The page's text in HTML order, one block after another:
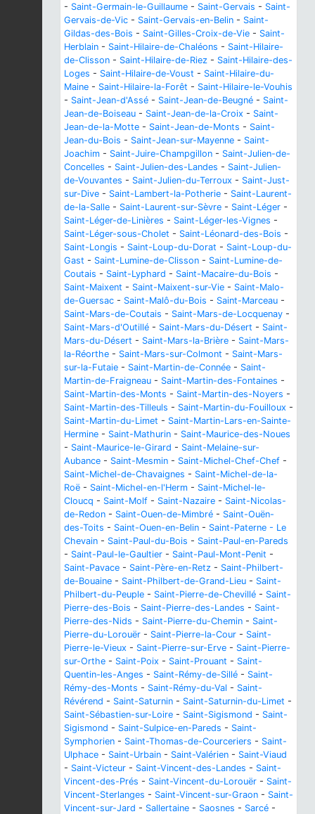
- Saint-Germain-le-Guillaume - Saint-Gervais - Saint-
Gervais-de-Vic - Saint-Gervais-en-Belin - Saint-
Gildas-des-Bois - Saint-Gilles-Croix-de-Vie - Saint-
Herblain - Saint-Hilaire-de-Chaléons - Saint-Hilaire-
de-Clisson - Saint-Hilaire-de-Riez - Saint-Hilaire-des-
Loges - Saint-Hilaire-de-Voust - Saint-Hilaire-du-
Maine - Saint-Hilaire-la-Forêt - Saint-Hilaire-le-Vouhis
- Saint-Jean-d'Assé - Saint-Jean-de-Beugné - Saint-
Jean-de-Boiseau - Saint-Jean-de-la-Croix - Saint-
Jean-de-la-Motte - Saint-Jean-de-Monts - Saint-
Jean-du-Bois - Saint-Jean-sur-Mayenne - Saint-
Joachim - Saint-Juire-Champgillon - Saint-Julien-de-
Concelles - Saint-Julien-des-Landes - Saint-Julien-
de-Vouvantes - Saint-Julien-du-Terroux - Saint-Just-
sur-Dive - Saint-Lambert-la-Potherie - Saint-Laurent-
de-la-Salle - Saint-Laurent-sur-Sèvre - Saint-Léger -
Saint-Léger-de-Linières - Saint-Léger-les-Vignes -
Saint-Léger-sous-Cholet - Saint-Léonard-des-Bois -
Saint-Longis - Saint-Loup-du-Dorat - Saint-Loup-du-
Gast - Saint-Lumine-de-Clisson - Saint-Lumine-de-
Coutais - Saint-Lyphard - Saint-Macaire-du-Bois -
Saint-Maixent - Saint-Maixent-sur-Vie - Saint-Malo-
de-Guersac - Saint-Malô-du-Bois - Saint-Marceau -
Saint-Mars-de-Coutais - Saint-Mars-de-Locquenay -
Saint-Mars-d'Outillé - Saint-Mars-du-Désert - Saint-
Mars-du-Désert - Saint-Mars-la-Brière - Saint-Mars-
la-Réorthe - Saint-Mars-sur-Colmont - Saint-Mars-
sur-la-Futaie - Saint-Martin-de-Connée - Saint-
Martin-de-Fraigneau - Saint-Martin-des-Fontaines -
Saint-Martin-des-Monts - Saint-Martin-des-Noyers -
Saint-Martin-des-Tilleuls - Saint-Martin-du-Fouilloux -
Saint-Martin-du-Limet - Saint-Martin-Lars-en-Sainte-
Hermine - Saint-Mathurin - Saint-Maurice-des-Noues
- Saint-Maurice-le-Girard - Saint-Melaine-sur-
Aubance - Saint-Mesmin - Saint-Michel-Chef-Chef -
Saint-Michel-de-Chavaignes - Saint-Michel-de-la-
Roë - Saint-Michel-en-l'Herm - Saint-Michel-le-
Cloucq - Saint-Molf - Saint-Nazaire - Saint-Nicolas-
de-Redon - Saint-Ouen-de-Mimbré - Saint-Ouën-
des-Toits - Saint-Ouen-en-Belin - Saint-Paterne - Le
Chevain - Saint-Paul-du-Bois - Saint-Paul-en-Pareds
- Saint-Paul-le-Gaultier - Saint-Paul-Mont-Penit -
Saint-Pavace - Saint-Père-en-Retz - Saint-Philbert-
de-Bouaine - Saint-Philbert-de-Grand-Lieu - Saint-
Philbert-du-Peuple - Saint-Pierre-de-Chevillé - Saint-
Pierre-des-Bois - Saint-Pierre-des-Landes - Saint-
Pierre-des-Nids - Saint-Pierre-du-Chemin - Saint-
Pierre-du-Lorouër - Saint-Pierre-la-Cour - Saint-
Pierre-le-Vieux - Saint-Pierre-sur-Erve - Saint-Pierre-
sur-Orthe - Saint-Poix - Saint-Prouant - Saint-
Quentin-les-Anges - Saint-Rémy-de-Sillé - Saint-
Rémy-des-Monts - Saint-Rémy-du-Val - Saint-
Révérend - Saint-Saturnin - Saint-Saturnin-du-Limet -
Saint-Sébastien-sur-Loire - Saint-Sigismond - Saint-
Sigismond - Saint-Sulpice-en-Pareds - Saint-
Symphorien - Saint-Thomas-de-Courceriers - Saint-
Ulphace - Saint-Urbain - Saint-Valérien - Saint-Viaud
- Saint-Victeur - Saint-Vincent-des-Landes - Saint-
Vincent-des-Prés - Saint-Vincent-du-Lorouër - Saint-
Vincent-Sterlanges - Saint-Vincent-sur-Graon - Saint-
Vincent-sur-Jard - Sallertaine - Saosnes - Sarcé -